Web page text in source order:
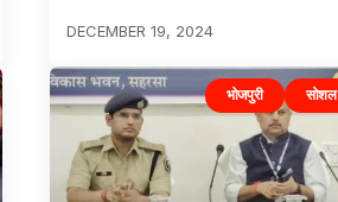
DECEMBER 19, 2024
भोजपुरी सोशल